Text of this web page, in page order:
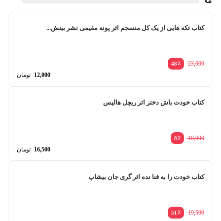
کتاب تکه هایی از یک کل منسجم اثر پونه مقیمی نشر بینش...
٪48 23,000
was:
12,000 تومان
price
کتاب خودت باش دختر اثر ریچل هالیس
٪8 18,000
was:
16,500 تومان
price
کتاب خودت را به فنا نده اثر گری جان بیشاپ
٪ 51 19,500